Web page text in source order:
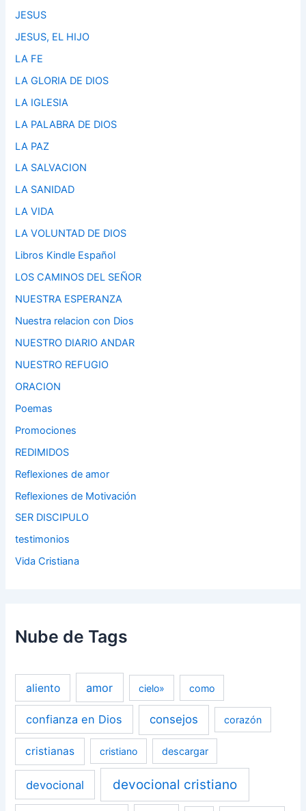
JESUS
JESUS, EL HIJO
LA FE
LA GLORIA DE DIOS
LA IGLESIA
LA PALABRA DE DIOS
LA PAZ
LA SALVACION
LA SANIDAD
LA VIDA
LA VOLUNTAD DE DIOS
Libros Kindle Español
LOS CAMINOS DEL SEÑOR
NUESTRA ESPERANZA
Nuestra relacion con Dios
NUESTRO DIARIO ANDAR
NUESTRO REFUGIO
ORACION
Poemas
Promociones
REDIMIDOS
Reflexiones de amor
Reflexiones de Motivación
SER DISCIPULO
testimonios
Vida Cristiana
Nube de Tags
aliento amor cielo» como
confianza en Dios consejos corazón
cristianas cristiano descargar
devocional devocional cristiano